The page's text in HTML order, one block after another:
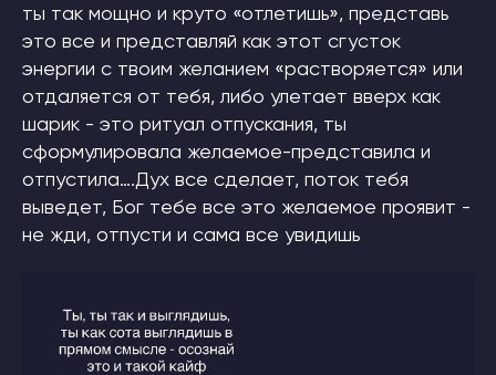
ты так мощно и круто «отлетишь», представь
это все и представляй как этот сгусток
энергии с твоим желанием «растворяется» или
отдаляется от тебя, либо улетает вверх как
шарик - это ритуал отпускания, ты
сформулировала желаемое-представила и
отпустила….Дух все сделает, поток тебя
выведет, Бог тебе все это желаемое проявит -
не жди, отпусти и сама все увидишь